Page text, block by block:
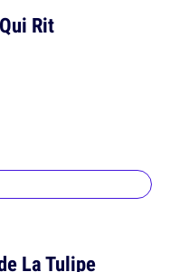
Rit
La Tulipe